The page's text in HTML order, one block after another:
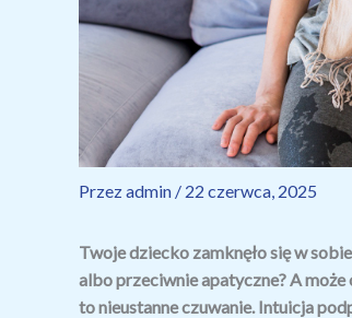
Przezadmin / 22 czerwca, 2025
Twoje dziecko zamknęło się w
albo przeciwnie apatyczne? A może
to nieustanne czuwanie. Intuicja